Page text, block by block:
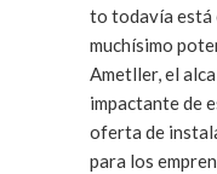
to todavía está
muchísimo
Ametller, el
impactante de
oferta de
para los